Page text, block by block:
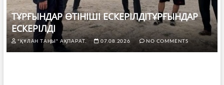
ТҰРҒЫНДАР ӨТІНІШІ ЕСКЕРІЛДІТҰРҒЫНДАР
ЕСКЕРІЛДІ
"ҚҰЛАН ТАҢЫ" АҚПАРАТ. 07.08.2026 NO COMMENTS